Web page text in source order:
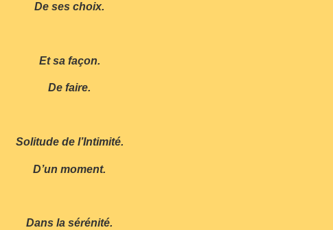
De ses choix.
Et sa façon.
De faire.
Solitude de l’Intimité.
D’un moment.
Dans la sérénité.